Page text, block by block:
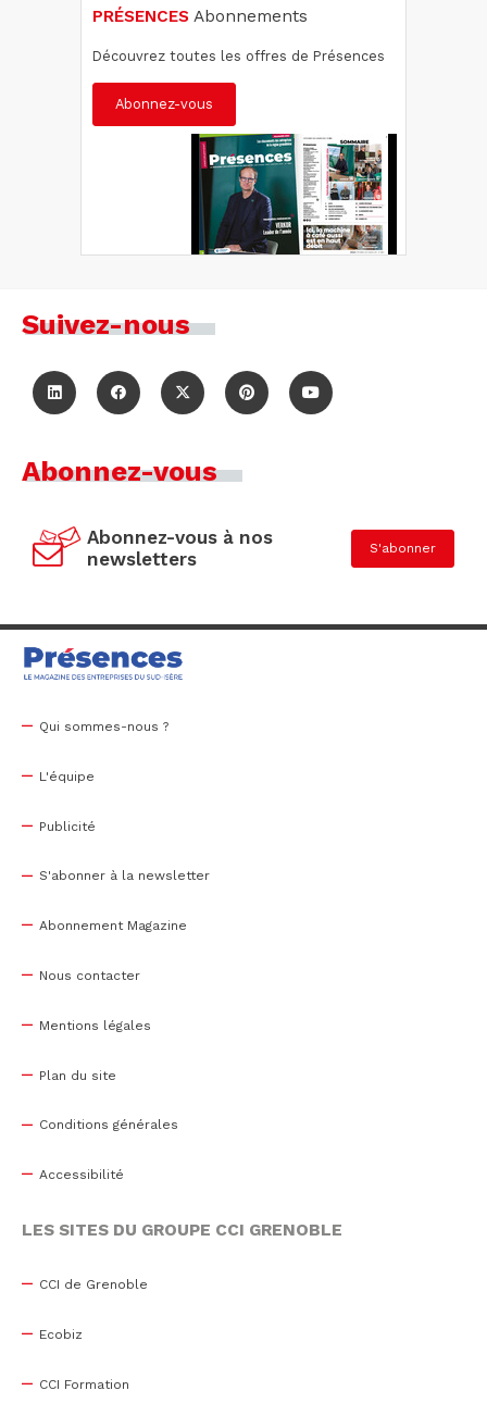
PRÉSENCES Abonnements
Découvrez toutes les offres de Présences
Abonnez-vous
Suivez-nous
Abonnez-vous
Abonnez-vous à nos
newsletters
S'abonner
Qui sommes-nous ?
L'équipe
Publicité
S'abonner à la newsletter
Abonnement Magazine
Nous contacter
Mentions légales
Plan du site
Conditions générales
Accessibilité
LES SITES DU GROUPE CCI GRENOBLE
CCI de Grenoble
Ecobiz
CCI Formation